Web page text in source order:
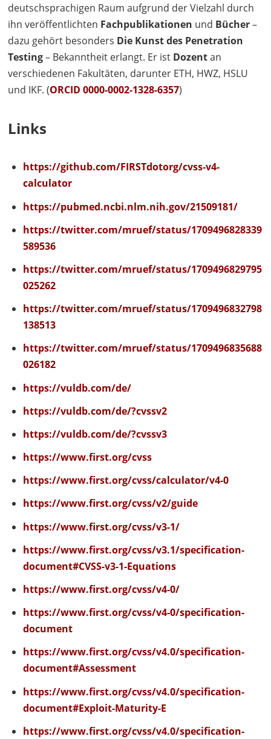
deutschsprachigen Raum aufgrund der Vielzahl durch
ihn veröffentlichten Fachpublikationen und Bücher–
dazu gehört besonders Die Kunst des Penetration
Testing– Bekanntheit erlangt. Er ist Dozentan
verschiedenen Fakultäten, darunter ETH, HWZ, HSLU
und IKF. (ORCID 0000-0002-1328-6357)
Links
https://github.com/FIRSTdotorg/cvss-v4-
calculator
https://pubmed.ncbi.nlm.nih.gov/21509181/
https://twitter.com/mruef/status/1709496828339
589536
https://twitter.com/mruef/status/1709496829795
025262
https://twitter.com/mruef/status/1709496832798
138513
https://twitter.com/mruef/status/1709496835688
026182
https://vuldb.com/de/
https://vuldb.com/de/?cvssv2
https://vuldb.com/de/?cvssv3
https://www.first.org/cvss
https://www.first.org/cvss/calculator/v4-0
https://www.first.org/cvss/v2/guide
https://www.first.org/cvss/v3-1/
https://www.first.org/cvss/v3.1/specification-
document#CVSS-v3-1-Equations
https://www.first.org/cvss/v4-0/
https://www.first.org/cvss/v4-0/specification-
document
https://www.first.org/cvss/v4.0/specification-
document#Assessment
https://www.first.org/cvss/v4.0/specification-
document#Exploit-Maturity-E
https://www.first.org/cvss/v4.0/specification-